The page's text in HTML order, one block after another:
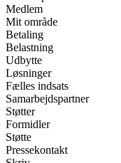
Medlem
Mit område
Betaling
Belastning
Udbytte
Løsninger
Fælles indsats
Samarbejdspartner
Støtter
Formidler
Støtte
Pressekontakt